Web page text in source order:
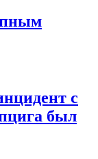
с
был